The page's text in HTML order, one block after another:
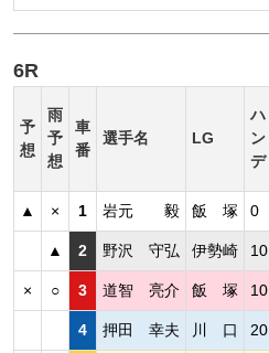
6R
予
想
雨
予
想
車
番
選手名 LG
ハ
ン
デ
▲ × 1 岩元 毅 飯 塚 0
▲ 2 野沢 守弘 伊勢崎 10
× ○ 3 道智 亮介 飯 塚 10
4 押田 幸夫 川 口 20